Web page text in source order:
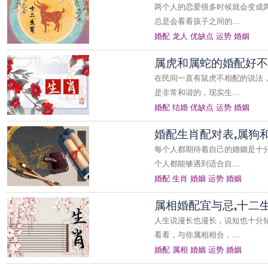
两个人的恋爱很多时候就会变成
总是会看看孩子之间的…
婚配 龙人 优缺点 运势 婚姻
属虎和属蛇的婚配好
在民间一直有鼠虎不相配的说法
是非常和谐的，现实生…
婚配 结婚 优缺点 运势 婚姻
婚配生肖配对表,属狗
每个人都期待着自己的婚姻是十
个人都能够遇到适合自…
婚配 生肖 婚姻 运势 婚姻
属相婚配宜与忌,十二
人生说漫长也漫长，说短也十
看看，与你属相相合，…
婚配 属相 婚姻 运势 婚姻